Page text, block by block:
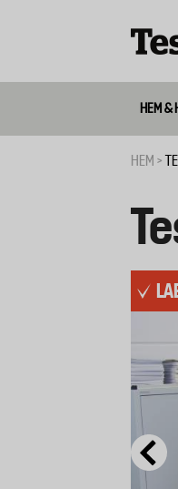
ny
HEM &
HEM